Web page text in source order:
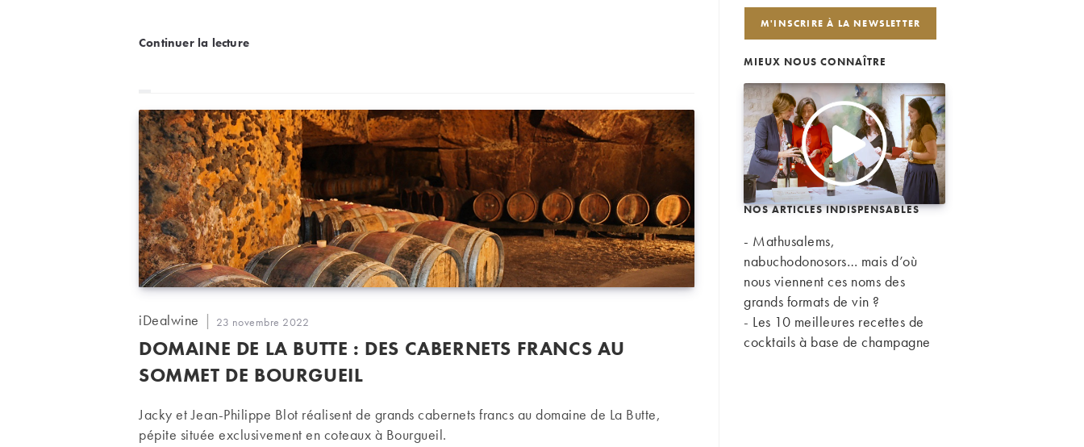
Continuer la lectureChampagne de terroir au domaine Francis Boulard et Fille
Auteur/autrice
la
publication :
iDealwine
Publication
23 novembre 2022
DOMAINE DE LA BUTTE : DES CABERNETS FRANCS AU
SOMMET DE BOURGUEIL
Jacky et Jean-Philippe Blot réalisent de grands cabernets francs au domaine de La Butte,
pépite située exclusivement en coteaux à Bourgueil.
MIEUX NOUS CONNAÎTRE
NOS ARTICLES INDISPENSABLES
- Mathusalems,
nabuchodonosors… mais d’où
nous viennent ces noms des
grands formats de vin ?
- Les 10 meilleures recettes de
cocktails à base de champagne